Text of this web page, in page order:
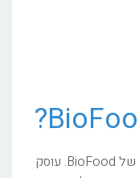
אני עמרי גור, טכנולוג של מזון והבעלים של BioFood. עוסק